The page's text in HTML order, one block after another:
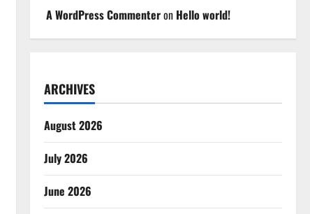
A WordPress Commenteron Hello world!
ARCHIVES
August 2026
July 2026
June 2026